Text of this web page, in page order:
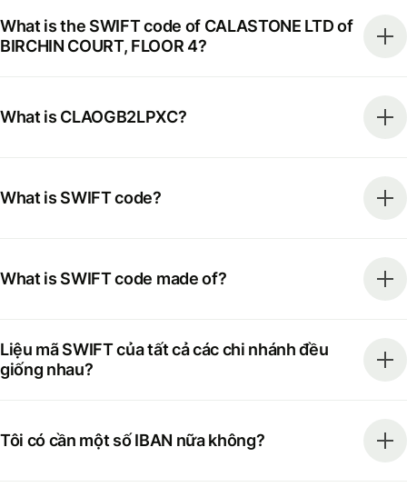
What is the SWIFT code of CALASTONE LTD of
BIRCHIN COURT, FLOOR 4?
What is CLAOGB2LPXC?
What is SWIFT code?
What is SWIFT code made of?
Liệu mã SWIFT của tất cả các chi nhánh đều
giống nhau?
Tôi có cần một số IBAN nữa không?